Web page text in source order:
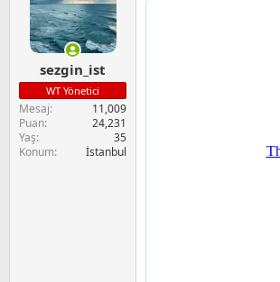
sezgin_ist
WT Yönetici
Mesaj
11,009
Puan
24,231
Yaş
35
Konum
İstanbul